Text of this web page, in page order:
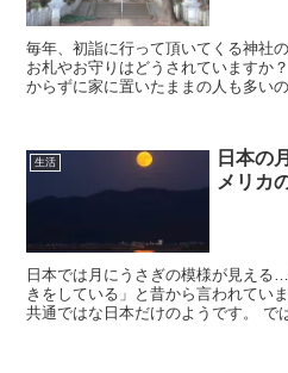
毎年、初詣に行って頂いてくる神社
お札やお守りはどうされていますか
からずに家に置いたままの人も多い
生活
日本の
メリカ
日本では月にうさぎの模様が見える
きをしている」と昔から言われてい
共通ではな日本だけのようです。 で